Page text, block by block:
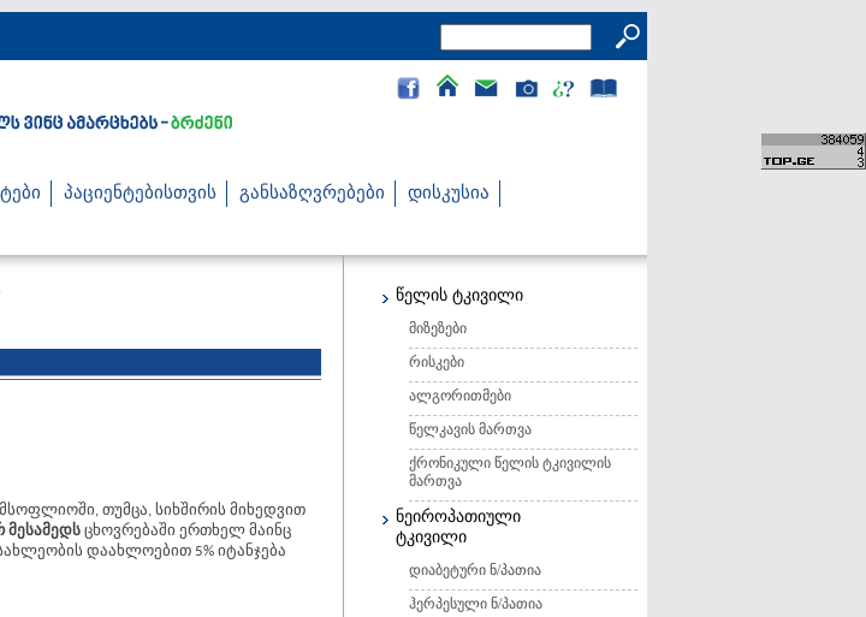
პაციენტებისთვის განსაზღვრებები
დისკუსია
თუმცა, სიხშირის მიხედვით
მესამედს ცხოვრებაში ერთხელ მაინც
დაახლოებით 5% იტანჯება
წელის ტკივილი
მიზეზები
რისკები
ალგორითმები
წელკავის მართვა
ქრონიკული წელის ტკივილის
მართვა
ნეიროპათიული
ტკივილი
დიაბეტური ნ/პათია
ჰერპესული ნ/პათია